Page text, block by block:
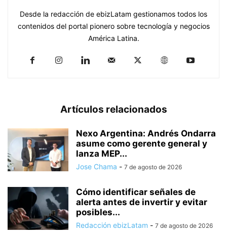
Desde la redacción de ebizLatam gestionamos todos los
contenidos del portal pionero sobre tecnología y negocios
América Latina.
Artículos relacionados
Nexo Argentina: Andrés Ondarra
asume como gerente general y
lanza MEP...
Jose Chama - 7 de agosto de 2026
Cómo identificar señales de
alerta antes de invertir y evitar
posibles...
Redacción ebizLatam - 7 de agosto de 2026